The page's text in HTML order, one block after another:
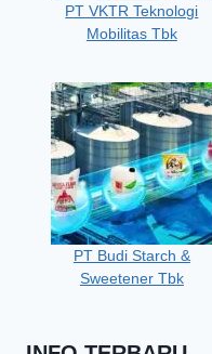
PT VKTR Teknologi
Mobilitas Tbk
PT Budi Starch &
Sweetener Tbk